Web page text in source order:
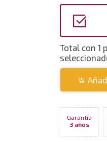
Total con 1
Garantía
3 años